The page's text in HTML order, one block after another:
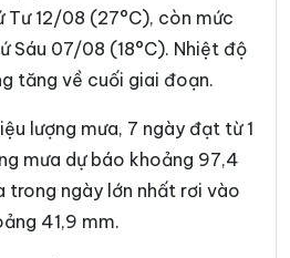
Xã Gia Hội
Xã Hạnh Phúc
Xã Khánh Yên
Xã Lâm Giang
Xã Lao Chải
Tư 12/08 (27°C), còn mức
Sáu 07/08 (18°C). Nhiệt độ
tăng về cuối giai đoạn.
lượng mưa, 7 ngày đạt từ 1
mưa dự báo khoảng 97,4
trong ngày lớn nhất rơi vào
41,9 mm.